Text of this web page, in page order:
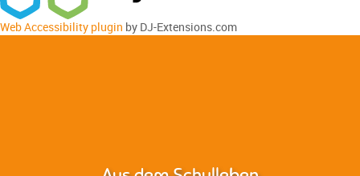
Web Accessibility plugin by DJ-Extensions.com